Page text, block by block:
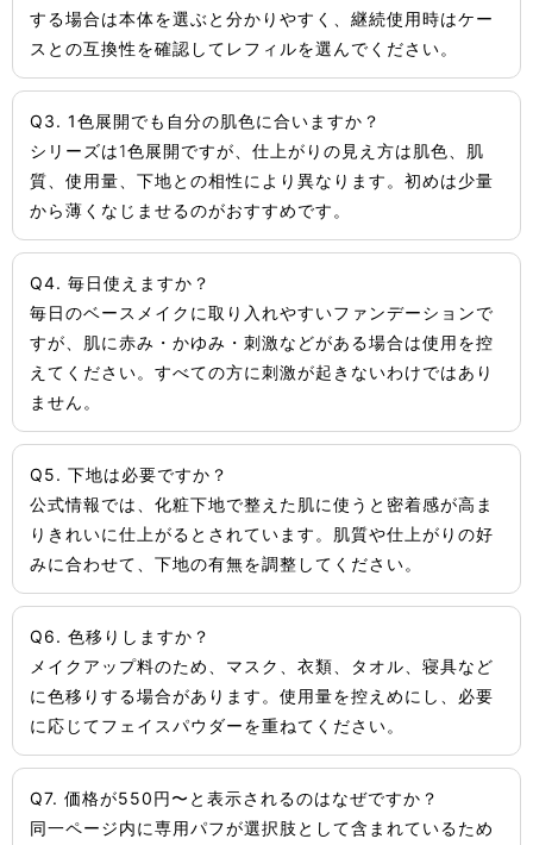
する場合は本体を選ぶと分かりやすく、継続使用時はケー
スとの互換性を確認してレフィルを選んでください。
Q3. 1色展開でも自分の肌色に合いますか？
シリーズは1色展開ですが、仕上がりの見え方は肌色、肌
質、使用量、下地との相性により異なります。初めは少量
から薄くなじませるのがおすすめです。
Q4. 毎日使えますか？
毎日のベースメイクに取り入れやすいファンデーションで
すが、肌に赤み・かゆみ・刺激などがある場合は使用を控
えてください。すべての方に刺激が起きないわけではあり
ません。
Q5. 下地は必要ですか？
公式情報では、化粧下地で整えた肌に使うと密着感が高ま
りきれいに仕上がるとされています。肌質や仕上がりの好
みに合わせて、下地の有無を調整してください。
Q6. 色移りしますか？
メイクアップ料のため、マスク、衣類、タオル、寝具など
に色移りする場合があります。使用量を控えめにし、必要
に応じてフェイスパウダーを重ねてください。
Q7. 価格が550円〜と表示されるのはなぜですか？
同一ページ内に専用パフが選択肢として含まれているため